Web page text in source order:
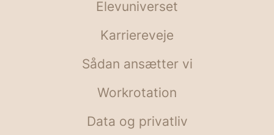
Elevuniverset
Karriereveje
Sådan ansætter vi
Workrotation
Data og privatliv